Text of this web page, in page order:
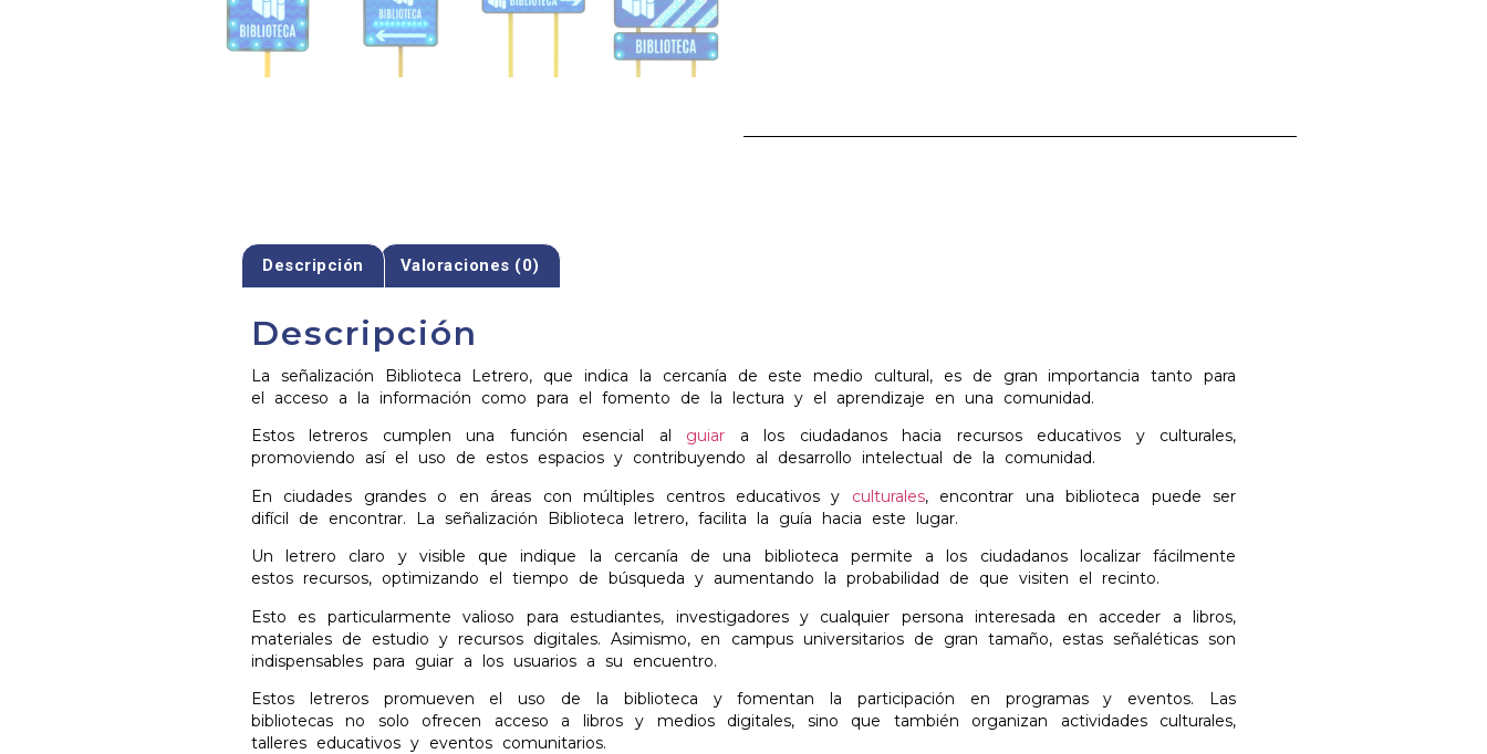
Descripción Valoraciones (0)
Descripción
La señalización Biblioteca Letrero, que indica la cercanía de este medio cultural, es de gran importancia tanto para
el acceso a la información como para el fomento de la lectura y el aprendizaje en una comunidad.
Estos letreros cumplen una función esencial al guiar a los ciudadanos hacia recursos educativos y culturales,
promoviendo así el uso de estos espacios y contribuyendo al desarrollo intelectual de la comunidad.
En ciudades grandes o en áreas con múltiples centros educativos y culturales, encontrar una biblioteca puede ser
difícil de encontrar. La señalización Biblioteca letrero, facilita la guía hacia este lugar.
Un letrero claro y visible que indique la cercanía de una biblioteca permite a los ciudadanos localizar fácilmente
estos recursos, optimizando el tiempo de búsqueda y aumentando la probabilidad de que visiten el recinto.
Esto es particularmente valioso para estudiantes, investigadores y cualquier persona interesada en acceder a libros,
materiales de estudio y recursos digitales. Asimismo, en campus universitarios de gran tamaño, estas señaléticas son
indispensables para guiar a los usuarios a su encuentro.
Estos letreros promueven el uso de la biblioteca y fomentan la participación en programas y eventos. Las
bibliotecas no solo ofrecen acceso a libros y medios digitales, sino que también organizan actividades culturales,
talleres educativos y eventos comunitarios.